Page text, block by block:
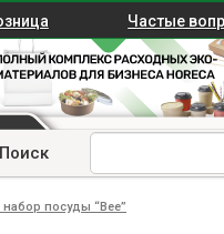
Частые
Поиск
посуды “Bee”